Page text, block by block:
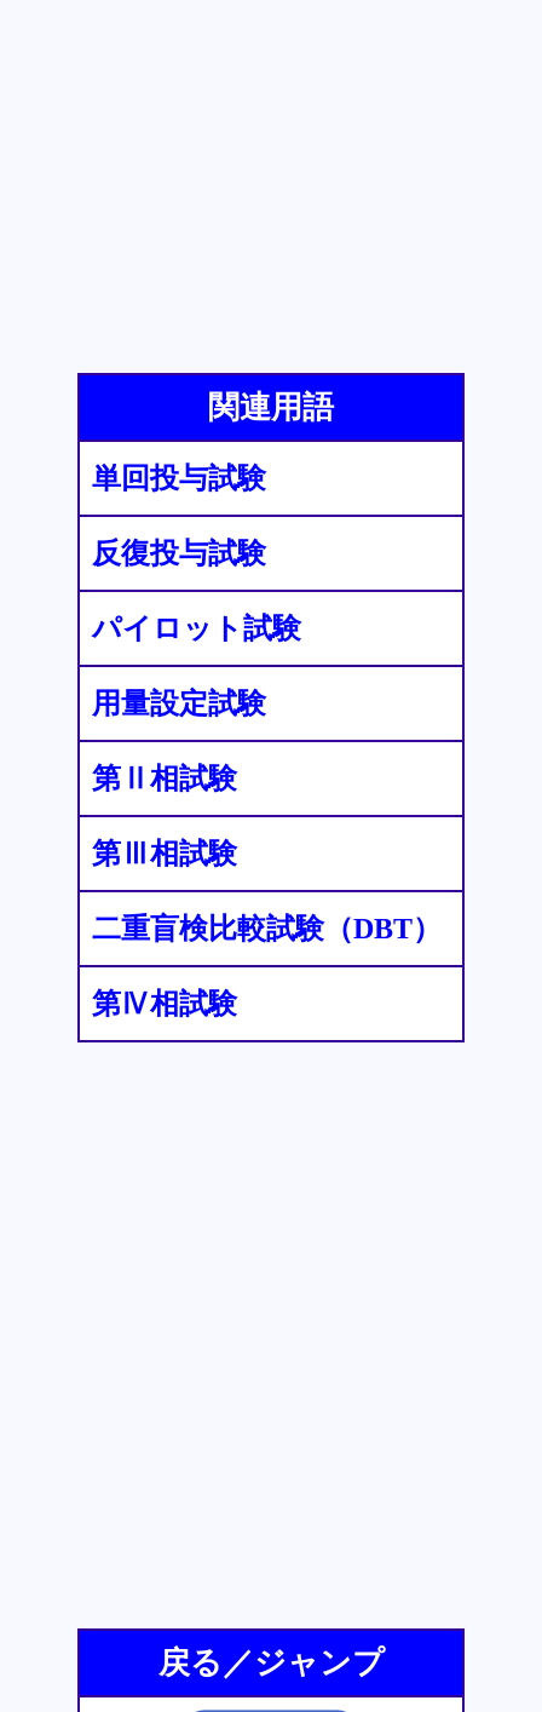
関連用語
単回投与試験
反復投与試験
パイロット試験
用量設定試験
第Ⅱ相試験
第Ⅲ相試験
二重盲検比較試験（DBT）
第Ⅳ相試験
戻る／ジャンプ